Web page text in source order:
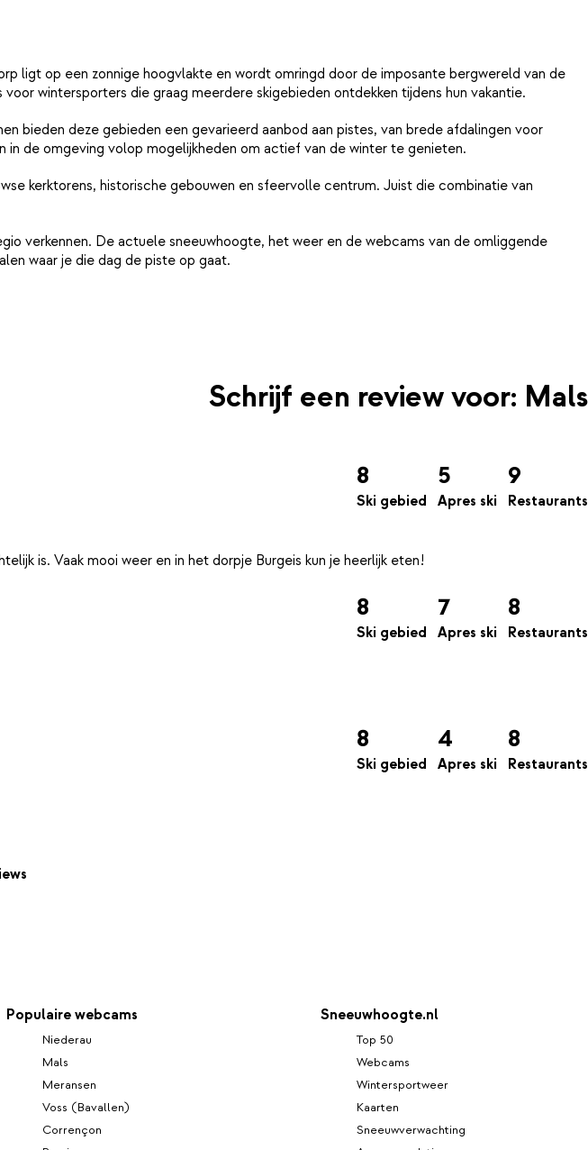
ligt op een zonnige hoogvlakte en wordt omringd door de imposante bergwereld van de
wintersporters die graag meerdere skigebieden ontdekken tijdens hun vakantie.
bieden deze gebieden een gevarieerd aanbod aan pistes, van brede afdalingen voor
de omgeving volop mogelijkheden om actief van de winter te genieten.
kerktorens, historische gebouwen en sfeervolle centrum. Juist die combinatie van
verkennen. De actuele sneeuwhoogte, het weer en de webcams van de omliggende
waar je die dag de piste op gaat.
Schrijf een review voor: Mals
8
Ski gebied
5
Apres ski
9
Restaurants
8
Ski gebied
7
Apres ski
8
Restaurants
8
Ski gebied
4
Apres ski
8
Restaurants
Populaire webcams
Niederau
Mals
Meransen
Voss (Bavallen)
Corrençon
Sneeuwhoogte.nl
Top 50
Webcams
Wintersportweer
Kaarten
Sneeuwverwachting